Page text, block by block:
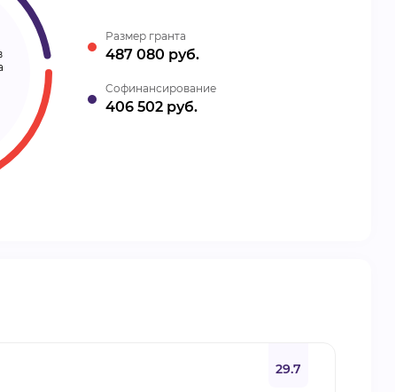
Размер гранта
487 080 руб.
Cофинансирование
406 502 руб.
29.7